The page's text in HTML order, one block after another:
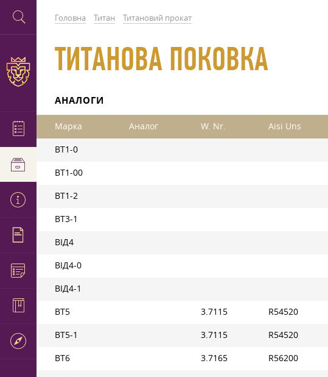
Головна Титан Титановий прокат
ТИТАНОВА ПОКОВКА
АНАЛОГИ
Марка Аналог W. Nr. Aisi Uns
ВТ1-0
ВТ1-00
ВТ1-2
ВТ3-1
ВІД4
ВІД4-0
ВІД4-1
ВТ5 3.7115 R54520
ВТ5-1 3.7115 R54520
ВТ6 3.7165 R56200